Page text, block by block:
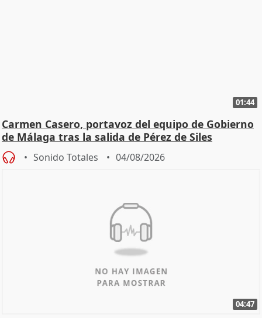
01:44
Carmen Casero, portavoz del equipo de Gobierno
de Málaga tras la salida de Pérez de Siles
Sonido Totales 04/08/2026
04:47